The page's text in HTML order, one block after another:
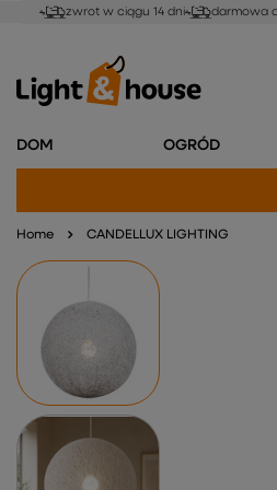
zwrot w ciągu 14 dni darmowa
DOM OGRÓD
Home CANDELLUX LIGHTING